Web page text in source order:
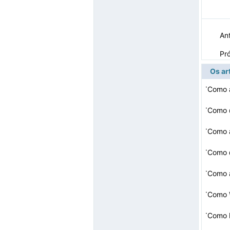
Os
·Como
·Como
·Como
·Como
·
·Como
·Como